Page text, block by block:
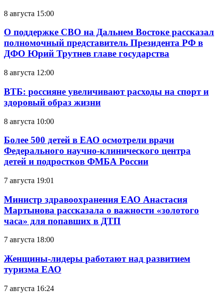
8 августа 15:00
О поддержке СВО на Дальнем Востоке рассказал
полномочный представитель Президента РФ в
ДФО Юрий Трутнев главе государства
8 августа 12:00
ВТБ: россияне увеличивают расходы на спорт и
здоровый образ жизни
8 августа 10:00
Более 500 детей в ЕАО осмотрели врачи
Федерального научно-клинического центра
детей и подростков ФМБА России
7 августа 19:01
Министр здравоохранения ЕАО Анастасия
Мартынова рассказала о важности «золотого
часа» для попавших в ДТП
7 августа 18:00
Женщины-лидеры работают над развитием
туризма ЕАО
7 августа 16:24